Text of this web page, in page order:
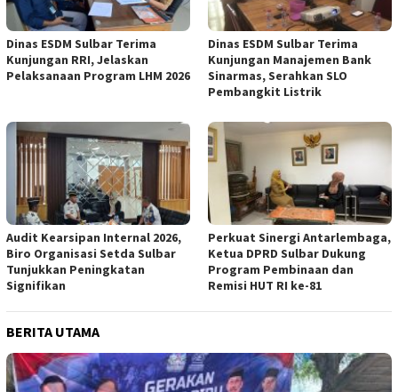
Dinas ESDM Sulbar Terima
Kunjungan RRI, Jelaskan
Pelaksanaan Program LHM 2026
Dinas ESDM Sulbar Terima
Kunjungan Manajemen Bank
Sinarmas, Serahkan SLO
Pembangkit Listrik
Audit Kearsipan Internal 2026,
Biro Organisasi Setda Sulbar
Tunjukkan Peningkatan
Signifikan
Perkuat Sinergi Antarlembaga,
Ketua DPRD Sulbar Dukung
Program Pembinaan dan
Remisi HUT RI ke-81
BERITA UTAMA